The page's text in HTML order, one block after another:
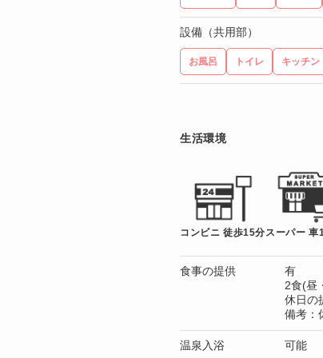
設備（共用部）
お風呂 トイレ キッチン
生活環境
コンビニ 徒歩15分スーパー 車
食事の提供
有
2食(昼
休日の
備考：
温泉入浴 可能